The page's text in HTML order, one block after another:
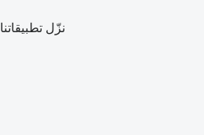
نزّل تطبيقاتنا